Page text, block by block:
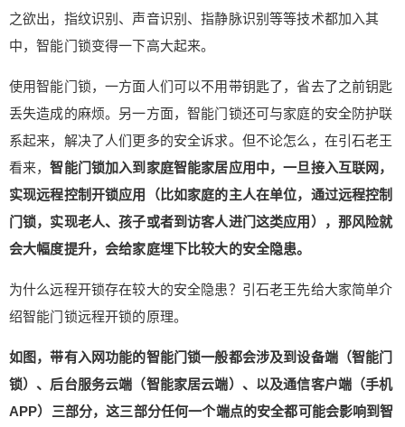
之欲出，指纹识别、声音识别、指静脉识别等等技术都加入其
中，智能门锁变得一下高大起来。
使用智能门锁，一方面人们可以不用带钥匙了，省去了之前钥匙
丢失造成的麻烦。另一方面，智能门锁还可与家庭的安全防护联
系起来，解决了人们更多的安全诉求。但不论怎么，在引石老王
看来，智能门锁加入到家庭智能家居应用中，一旦接入互联网，
实现远程控制开锁应用（比如家庭的主人在单位，通过远程控制
门锁，实现老人、孩子或者到访客人进门这类应用），那风险就
会大幅度提升，会给家庭埋下比较大的安全隐患。
为什么远程开锁存在较大的安全隐患？引石老王先给大家简单介
绍智能门锁远程开锁的原理。
如图，带有入网功能的智能门锁一般都会涉及到设备端（智能门
锁）、后台服务云端（智能家居云端）、以及通信客户端（手机
APP）三部分，这三部分任何一个端点的安全都可能会影响到智
实现老人、孩子或者到访客人进门这类应用），那
隐患。 智能门锁正以便捷、安全的特点逐步走入家
庭，作为家庭的入口，智能门锁成为各巨头们争夺
别、声音识别、指静脉识别等等技术都加入其中，
智能门锁变得一下高大起来。 使用智能门锁，一方
面人们可以不用带钥匙了，省去了之前钥匙丢失造
成的麻烦。另一方面，智能门锁还可与家庭的安全
防护联系起来，解决了人们更多的安全诉求。但不
能家居应用中，一旦接入互联网，实现远程控制开
锁应用（比如家庭的主人在单位，通过远程控制门
用），那风险就会大幅度提升，会给家庭埋下比较
大的安全隐患。 为什么远程开锁存在较大的安全隐
的原理。 如图，带有入网功能的智能门锁一般都会
涉及到设备端（智能门锁）、后台服务云端（智能